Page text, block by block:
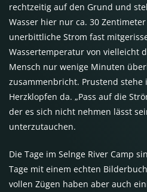
rechtzeitig auf den Grund und
Wasser hier nur ca. 30
unerbittliche Strom fast
Wassertemperatur von vielleicht
Mensch nur wenige Minuten
zusammenbricht. Prustend
Herzklopfen da. „Pass auf die
der es sich nicht nehmen lässt
unterzutauchen.
Die Tage im Selnge River Camp
Tage mit einem echten
vollen Zügen haben aber auch